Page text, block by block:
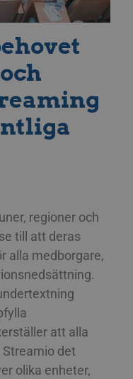
regioner och
till att deras
alla medborgare,
att alla
det
olika enheter,